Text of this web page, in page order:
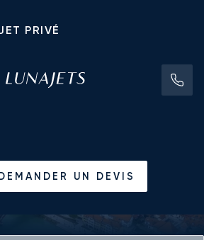
PRIVÉ
UN DEVIS